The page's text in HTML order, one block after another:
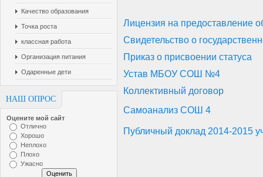
Качество образования
Точка роста
классная работа
Организация питания
Одаренные дети
НАШ ОПРОС
Оцените мой сайт
Отлично
Хорошо
Неплохо
Плохо
Ужасно
Лицензия на предоставление
Свидетельство о
Приказ о присвоении статуса
Устав МБОУ СОШ №4
Коллективный договор
Самоанализ СОШ 4
Публичный доклад 2014-2015